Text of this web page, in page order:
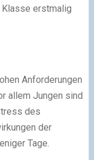
erstmalig
Anforderungen
allem Jungen sind
des
der
Tage.